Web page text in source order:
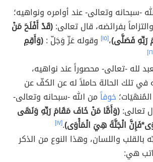
-سبحانه وتعالى- عند أوامره ونواهيه؛
بفرائضه، قال تعالى:(قَدْ أَفْلَحَ مَنْ
رَبِّهِ فَصَلَّى)،[١٥] وقوله عَزّ وَجَلّ :(وَأَقِمِ
لله -تعالى- محصوراً عند نواهيه،
في تلك الحالة حاملاً له عن الكفّ عن
خوفاًمن الله -سبحانه وتعالى-
تعالى:(وَأَمَّا مَنْ خَافَ مَقَامَ رَبِّهِ وَنَهَى
الْجَنَّةَ هِيَ الْمَأْوَى).[١٧]
بالقلب واللسان، وهذا النوع من الذكر
هي: